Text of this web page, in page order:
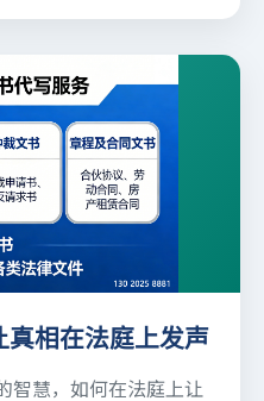
相在法庭上发声
智慧，如何在法庭上让